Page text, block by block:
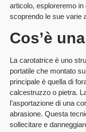
articolo, esploreremo
scoprendo le sue varie
Cos’è
La carotatrice è uno
portatile che montato
principale è quella di
calcestruzzo o pietra.
l’asportazione di una
abrasione. Questa
sollecitare e